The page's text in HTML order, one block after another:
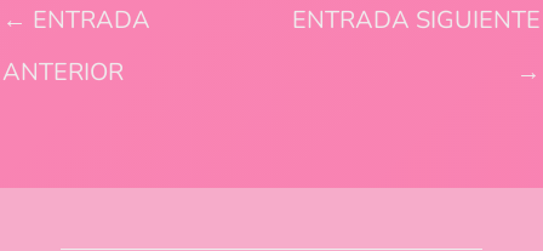
← ENTRADA
ANTERIOR
ENTRADA SIGUIENTE
→